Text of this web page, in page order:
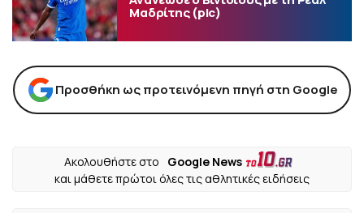
Μαδρίτης (pic)
Προσθήκη ως προτεινόμενη πηγή στη Google
Ακολουθήστε στο
Google News
και μάθετε πρώτοι όλες τις αθλητικές ειδήσεις